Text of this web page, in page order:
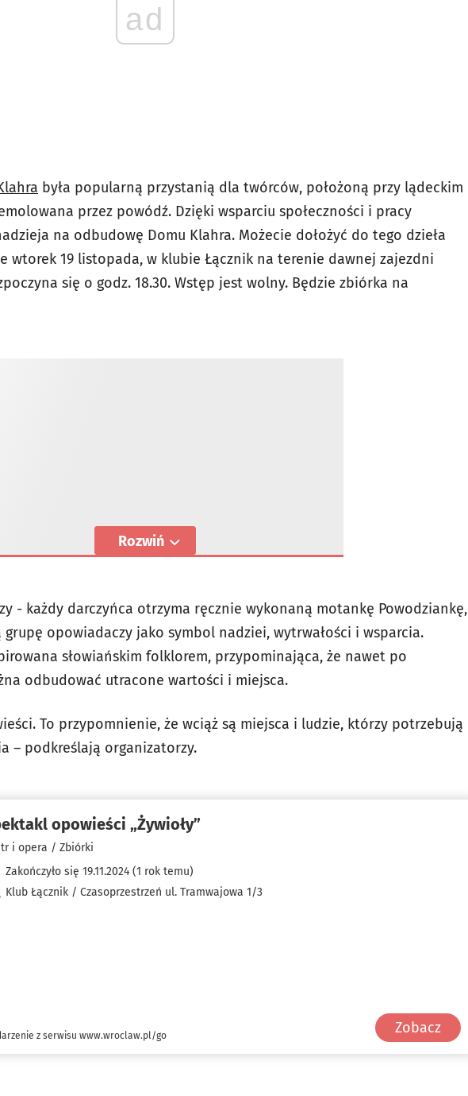
ad
była popularną przystanią dla twórców, położoną przy lądeckim
przez powódź. Dzięki wsparciu społeczności i pracy
na odbudowę Domu Klahra. Możecie dołożyć do tego dzieła
wtorek 19 listopada, w klubie Łącznik na terenie dawnej zajezdni
się o godz. 18.30. Wstęp jest wolny. Będzie zbiórka na
Rozwiń
- każdy darczyńca otrzyma ręcznie wykonaną motankę Powodziankę,
grupę opowiadaczy jako symbol nadziei, wytrwałości i wsparcia.
słowiańskim folklorem, przypominająca, że nawet po
odbudować utracone wartości i miejsca.
To przypomnienie, że wciąż są miejsca i ludzie, którzy potrzebują
– podkreślają organizatorzy.
opowieści „Żywioły”
i opera / Zbiórki
Zakończyło się 19.11.2024 (1 rok temu)
Klub Łącznik / Czasoprzestrzeń ul. Tramwajowa 1/3
Zobacz
z serwisu www.wroclaw.pl/go